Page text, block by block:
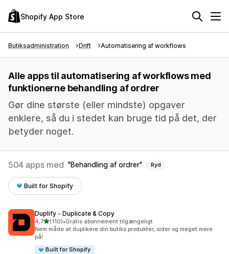
Shopify App Store
Butiksadministration Drift Automatisering af workflows
Alle apps til automatisering af workflows med
funktionerne behandling af ordrer
Gør dine største (eller mindste) opgaver
enklere, så du i stedet kan bruge tid på det, der
betyder noget.
504 apps med Behandling af ordrer Ryd
Built for Shopify
Duplify ‑ Duplicate & Copy
4,7ud af 5 stjerner
(110)
110 anmeldelser i alt
•Gratis abonnement tilgængeligt
Nem måde at duplikere din butiks produkter, sider og meget mere
på!
Built for Shopify